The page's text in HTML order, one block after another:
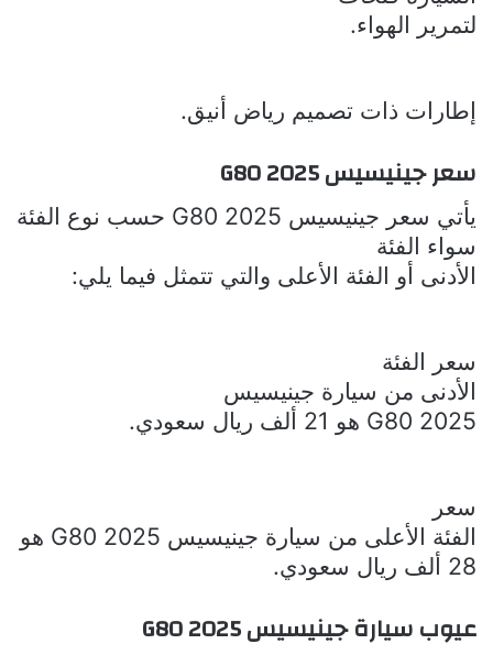
لتمرير الهواء.
إطارات ذات تصميم رياض أنيق.
سعرجينيسيسG80 2025
يأتي سعر جينيسيس G80 2025 حسب نوع الفئة
سواء الفئة
الأدنى أو الفئة الأعلى والتي تتمثل فيما يلي:
سعر الفئة
الأدنى من سيارة جينيسيس
G80 2025 هو 21 ألف ريال سعودي.
سعر
الفئة الأعلى من سيارة جينيسيس G80 2025 هو
28 ألف ريال سعودي.
عيوب سيارةجينيسيسG80 2025